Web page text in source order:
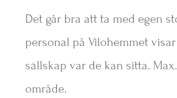
Det går bra att ta med egen
personal på Vilohemmet
sällskap var de kan sitta.
område.